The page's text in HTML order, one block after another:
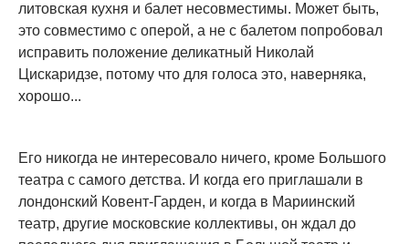
литовская кухня и балет несовместимы. Может быть,
это совместимо с оперой, а не с балетом попробовал
исправить положение деликатный Николай
Цискаридзе, потому что для голоса это, наверняка,
хорошо...
Его никогда не интересовало ничего, кроме Большого
театра с самого детства. И когда его приглашали в
лондонский Ковент-Гарден, и когда в Мариинский
театр, другие московские коллективы, он ждал до